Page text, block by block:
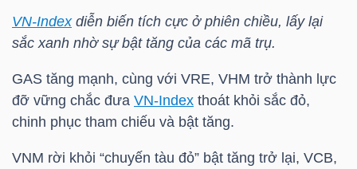
VN-Indexdiễn biến tích cực ở phiên chiều, lấy lại
sắc xanh nhờ sự bật tăng của các mã trụ.
GAS tăng mạnh, cùng với VRE, VHM trở thành lực
đỡ vững chắc đưa VN-Index thoát khỏi sắc đỏ,
chinh phục tham chiếu và bật tăng.
VNM rời khỏi “chuyến tàu đỏ” bật tăng trở lại, VCB,
CÁ
NHÂN